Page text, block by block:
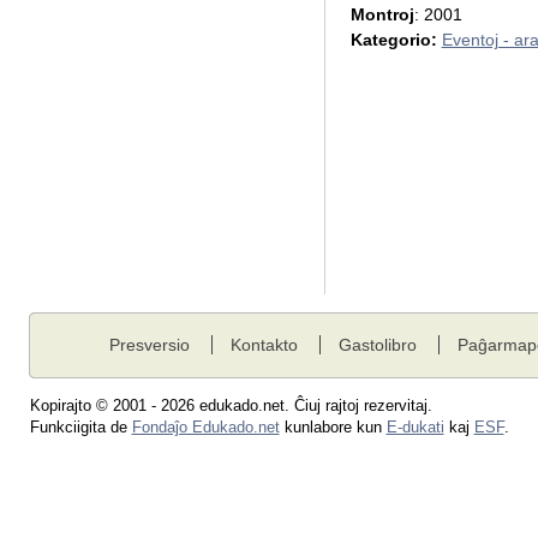
Montroj: 2001
Kategorio: Eventoj -
Presversio Kontakto Gastolibro
Kopirajto © 2001 - 2026 edukado.net. Ĉiuj rajtoj rezervitaj.
Funkciigita de Fondaĵo Edukado.netkunlabore kun E-dukati kaj ESF.